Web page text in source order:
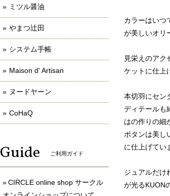
カラーはいつ
が美しいオリ
見栄えのアク
ケットに仕上
本切羽にセン
ディテールも
はの作りの細
ボタンは美し
に仕上げてい
ジュアルだけ
が光るKUON
ミツル醤油
やまつ辻田
システム手帳
Maison d' Artisan
ヌードヤーン
CoHaQ
Guide ご利用ガイド
CIRCLE online shop サークル